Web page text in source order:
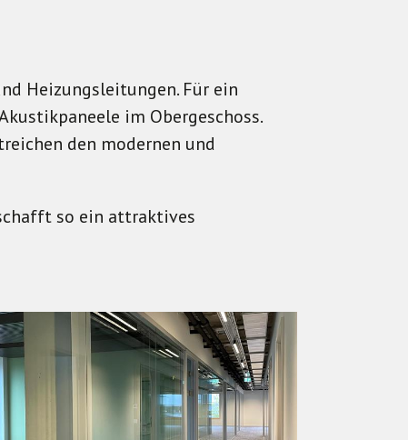
Heizungsleitungen. Für ein
im Obergeschoss.
den modernen und
so ein attraktives